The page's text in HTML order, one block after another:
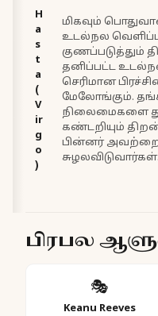
H
a
s
t
a
(
V
ir
g
o
)
மிகவும்
உடல்நல
குணப்படுத்தும்
தனிப்பட்ட
செரிமான
மேலோங்கும்.
நிலைமைகளை
கண்டறியும்
பின்னர்
சுழலவிடுவார்கள்.
பிரபல
🎭
Keanu Reeves